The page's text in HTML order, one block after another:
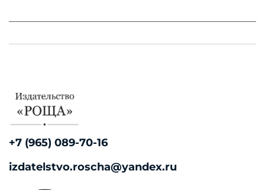
+7 (965) 089-70-16
izdatelstvo.roscha@yandex.ru